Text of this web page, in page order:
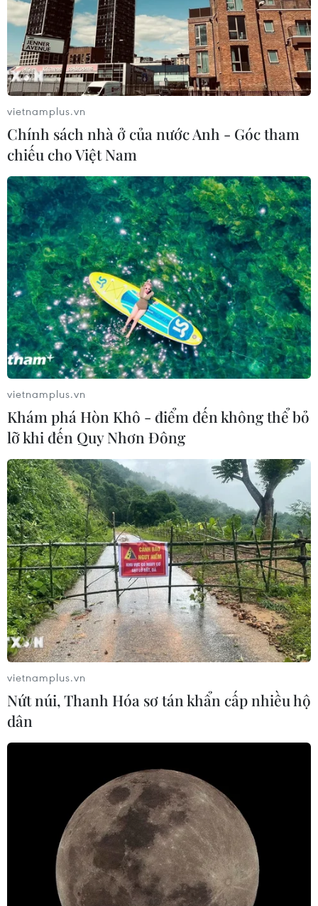
vietnamplus.vn
Chính sách nhà ở của nước Anh - Góc tham
chiếu cho Việt Nam
vietnamplus.vn
Khám phá Hòn Khô - điểm đến không thể bỏ
lỡ khi đến Quy Nhơn Đông
vietnamplus.vn
Nứt núi, Thanh Hóa sơ tán khẩn cấp nhiều hộ
dân